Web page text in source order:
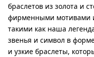
браслетов из золота и
фирменными мотивами
такими как наша
звенья и символ в
и узкие браслеты,